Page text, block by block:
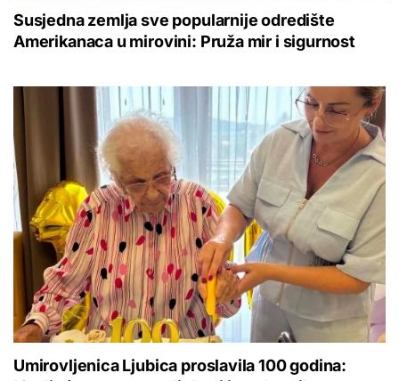
Susjedna zemlja sve popularnije odredište
Amerikanaca u mirovini: Pruža mir i sigurnost
Umirovljenica Ljubica proslavila 100 godina: